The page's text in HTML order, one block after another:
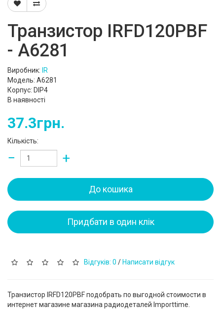
Транзистор IRFD120PBF
- A6281
Виробник: IR
Модель: A6281
Корпус: DIP4
В наявності
37.3грн.
Кількість:
− +
До кошика
Придбати в один клік
Відгуків: 0 / Написати відгук
Транзистор IRFD120PBF подобрать по выгодной стоимости в
интернет магазине магазина радиодеталей Importtime.